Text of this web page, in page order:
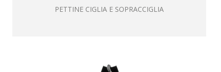
PETTINE CIGLIA E SOPRACCIGLIA